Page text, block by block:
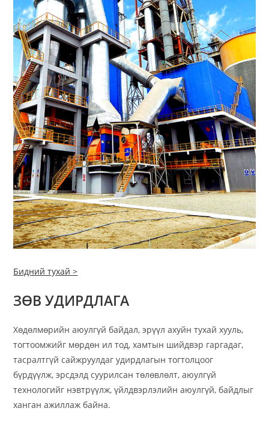
Бидний тухай >
ЗӨВ УДИРДЛАГА
Хөдөлмөрийн аюулгүй байдал, эрүүл ахуйн тухай хууль,
тогтоомжийг мөрдөн ил тод, хамтын шийдвэр гаргадаг,
тасралтгүй сайжруулдаг удирдлагын тогтолцоог
бүрдүүлж, эрсдэлд суурилсан төлөвлөлт, аюулгүй
технологийг нэвтрүүлж, үйлдвэрлэлийн аюулгүй, байдлыг
ханган ажиллаж байна.